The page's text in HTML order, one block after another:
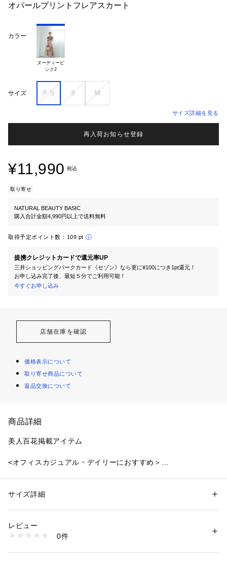
オパールプリントフレアスカート
カラー
ヌーディーピ
ンク2
サイズ ＰＳ Ｓ Ｍ
サイズ詳細を見る
再入荷お知らせ登録
¥11,990 税込
取り寄せ
NATURAL BEAUTY BASIC
購入合計金額4,990円以上で送料無料
取得予定ポイント数： 109 pt
提携クレジットカードで還元率UP
三井ショッピングパークカード《セゾン》なら更に¥100につき1pt還元！
お申し込み完了後、最短５分でご利用可能！
今すぐお申し込み
店舗在庫を確認
価格表示について
取り寄せ商品について
返品交換について
商品詳細
美人百花掲載アイテム
<オフィスカジュアル・デイリーにおすすめ＞
程よいシアー感がスタイリングを春らしくアップデート！表の
雰囲気を演出。切り替えからタックを入れたシルエットのた
め、腰まわりはすっきりと、裾に向かってフレアに広がるデザ
性別：レディース
素材：（基布）レーヨン 66% ポリエステル 34%（シアー部分）ポリエス
生産国：中国製
洗濯：40℃非常に弱い 漂白× アイロン150℃ ドライ弱い タンブル乾燥×
※詳しい洗濯方法については、商品の品質表示タグをご覧ください
サイズ詳細
レビュー
0件